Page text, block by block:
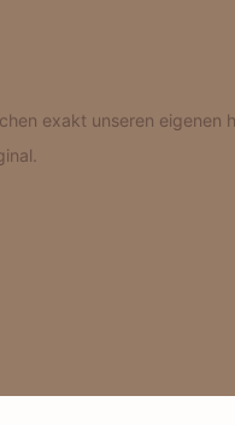
exakt unseren